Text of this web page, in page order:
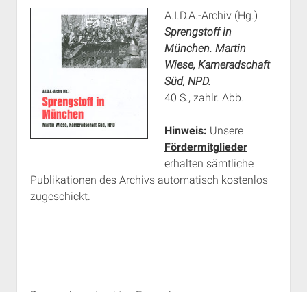
A.I.D.A.-Archiv (Hg.)
Sprengstoff in
München. Martin
Wiese, Kameradschaft
Süd, NPD.
40 S., zahlr. Abb.
Hinweis: Unsere
Fördermitglieder
erhalten sämtliche
Publikationen des Archivs automatisch kostenlos
zugeschickt.